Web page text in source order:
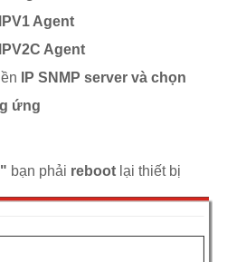
Agent
Agent
IP SNMP server và chọn
ứng
bạn phải reboot lại thiết bị